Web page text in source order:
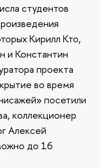
студентов
Кирилл Кто,
и Константин
проекта
во время
посетили
коллекционер
Алексей
до 16